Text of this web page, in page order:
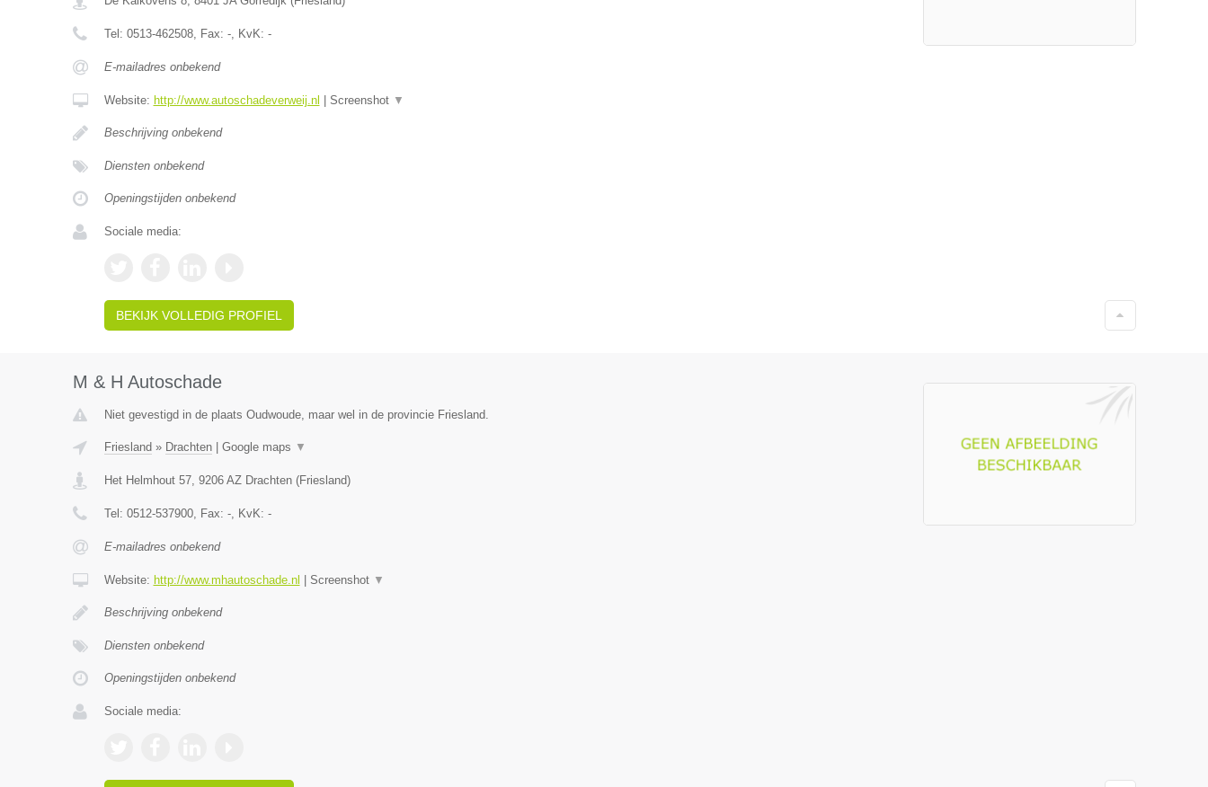
Tel: 0513-462508, Fax: -, KvK: -
E-mailadres onbekend
Website: http://www.autoschadeverweij.nl Screenshot ▼
Beschrijving onbekend
Diensten onbekend
Openingstijden onbekend
Sociale media:
BEKIJK VOLLEDIG PROFIEL
M & H Autoschade
Niet gevestigd in de plaats Oudwoude, maar wel in de provincie Friesland.
Friesland » Drachten| Google maps ▼
Het Helmhout 57, 9206 AZ Drachten(Friesland)
Tel: 0512-537900, Fax: -, KvK: -
E-mailadres onbekend
Website: http://www.mhautoschade.nl Screenshot ▼
Beschrijving onbekend
Diensten onbekend
Openingstijden onbekend
Sociale media: